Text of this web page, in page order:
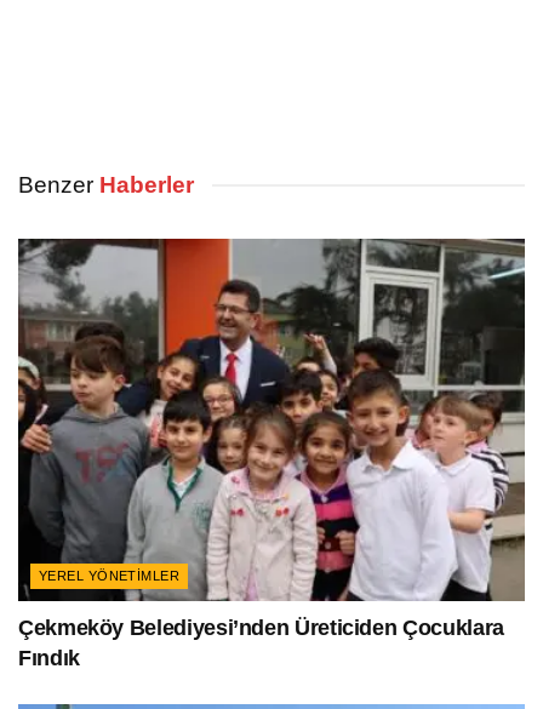
Benzer Haberler
YEREL YÖNETIMLER
Çekmeköy Belediyesi’nden Üreticiden Çocuklara
Fındık